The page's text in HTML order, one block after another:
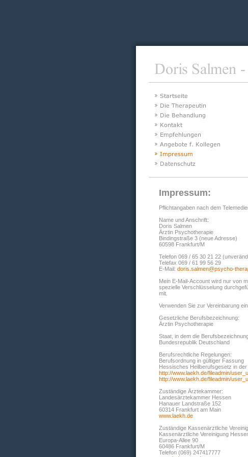
Impressum:
Pflichtangaben nach dem
Name und Anschrift:
Doris Salmen
Ärztin Psychotherapie
Bindingstraße 3 (neue Adresse)
60598 Frankfurt/M
Telefon 069 / 65 30 21 22
Telefax 069 / 61 99 56 29
E-Mail: doris.salmen@psycho-
Mein E-Mail-Account wird nur von
spezielle Verschlüsselung
mit.
Verwenden Sie zur Vereinbarung
Gesetzliche Berufsbezeichnung:
Ärztin Psychotherapie
Staat, in dem die
Bundesrepublik Deutschland
Berufsrechtliche Regelungen:
Berufsordnung in gültiger Fassung
Hessisches Heilberufsgesetz in
http://www.laekh.de/fileadmin/
http://www.laekh.de/fileadmin/
Zuständige Ärztekammer:
Landesärztekammer Hessen
Hanauer Landstraße 152
60314 Frankfurt am Main
www.laekh.de
Zuständige Kassenärztliche
Kassenärztliche Vereinigung
Europa-Allee 90
60486 Frankfurt/M
Telefon (069) 247417777